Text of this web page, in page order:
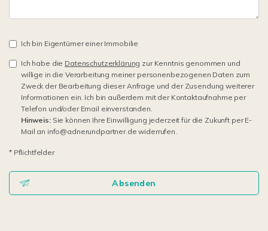
Ich bin Eigentümer einer Immobilie
Ich habe die Datenschutzerklärung zur Kenntnis genommen und
willige in die Verarbeitung meiner personenbezogenen Daten zum
Zweck der Bearbeitung dieser Anfrage und der Zusendung weiterer
Informationen ein. Ich bin außerdem mit der Kontaktaufnahme per
Telefon und/oder Email einverstanden.
Hinweis:Sie können Ihre Einwilligung jederzeit für die Zukunft per E-
Mail an info@adnerundpartner.de widerrufen.
* Pflichtfelder
Absenden